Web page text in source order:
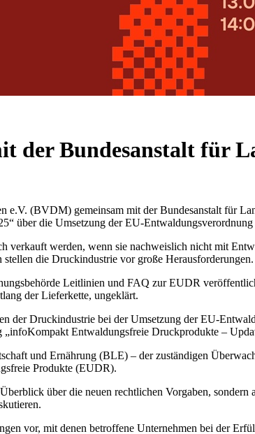
der Bundesanstalt für
(BVDM) gemeinsam mit der Bundesanstalt für
über die Umsetzung der EU-
werden, wenn sie nachweislich nicht mit
die Druckindustrie vor große Herausforderungen.
Leitlinien und FAQ zur EUDR
der Lieferkette, ungeklärt.
der Druckindustrie bei der Umsetzung der EU-
Entwaldungsfreie Druckprodukte –
und Ernährung (BLE) – der zuständigen
Produkte (EUDR).
über die neuen rechtlichen Vorgaben,
vor, mit denen betroffene Unternehmen bei der